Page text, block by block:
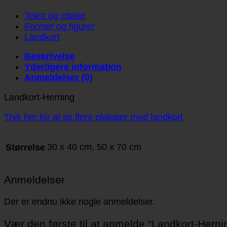
Tekst og citater
Former og figurer
Landkort
Beskrivelse
Yderligere information
Anmeldelser (0)
Landkort-Herning
Tryk her for at se flere plakater med landkort
Størrelse 30 x 40 cm, 50 x 70 cm
Anmeldelser
Der er endnu ikke nogle anmeldelser.
Vær den første til at anmelde “Landkort-